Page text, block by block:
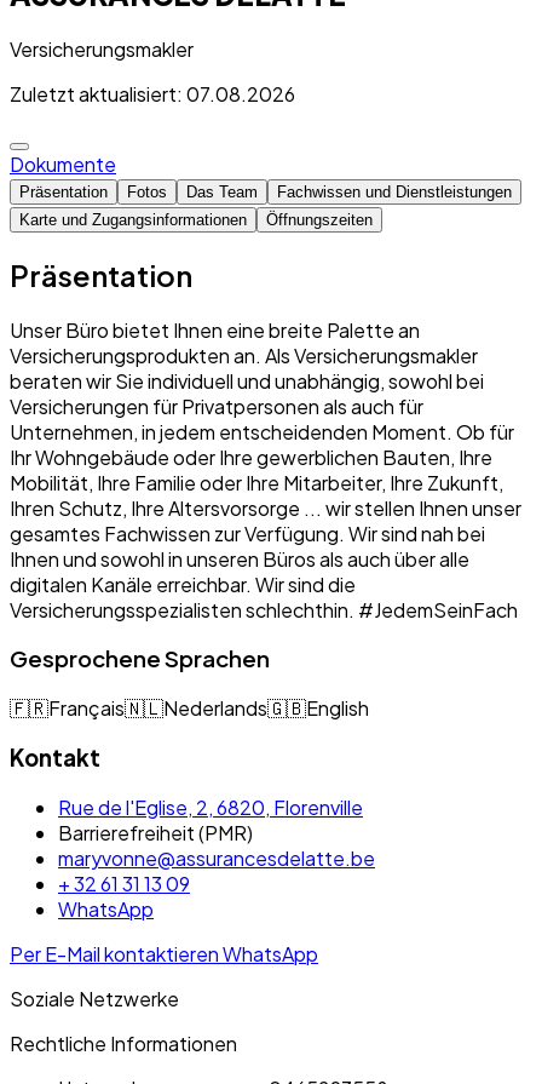
Versicherungsmakler
Zuletzt aktualisiert: 07.08.2026
Dokumente
Präsentation Fotos Das Team
Fachwissen und Dienstleistungen
Karte und Zugangsinformationen
Öffnungszeiten
Präsentation
Unser Büro bietet Ihnen eine breite Palette an
Versicherungsprodukten an. Als Versicherungsmakler
beraten wir Sie individuell und unabhängig, sowohl bei
Versicherungen für Privatpersonen als auch für
Unternehmen, in jedem entscheidenden Moment. Ob für
Ihr Wohngebäude oder Ihre gewerblichen Bauten, Ihre
Mobilität, Ihre Familie oder Ihre Mitarbeiter, Ihre Zukunft,
Ihren Schutz, Ihre Altersvorsorge ... wir stellen Ihnen unser
gesamtes Fachwissen zur Verfügung. Wir sind nah bei
Ihnen und sowohl in unseren Büros als auch über alle
digitalen Kanäle erreichbar. Wir sind die
Versicherungsspezialisten schlechthin. #JedemSeinFach
Gesprochene Sprachen
🇫🇷Français🇳🇱Nederlands🇬🇧English
Kontakt
Rue de l'Eglise, 2, 6820, Florenville
Barrierefreiheit (PMR)
maryvonne@assurancesdelatte.be
+ 32 61 31 13 09
WhatsApp
Per E-Mail kontaktierenWhatsApp
Soziale Netzwerke
Rechtliche Informationen